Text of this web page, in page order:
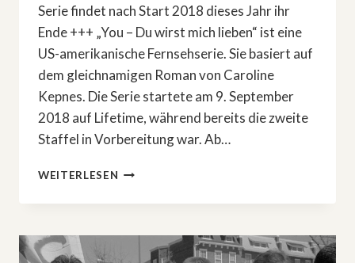
Serie findet nach Start 2018 dieses Jahr ihr
Ende +++ „You – Du wirst mich lieben“ ist eine
US-amerikanische Fernsehserie. Sie basiert auf
dem gleichnamigen Roman von Caroline
Kepnes. Die Serie startete am 9. September
2018 auf Lifetime, während bereits die zweite
Staffel in Vorbereitung war. Ab…
WEITERLESEN
»YOU
DU
WIRST